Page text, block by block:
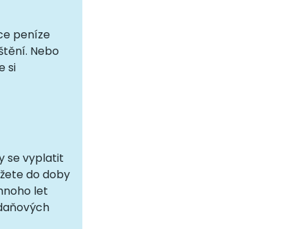
peníze
Nebo
si
se vyplatit
do doby
let